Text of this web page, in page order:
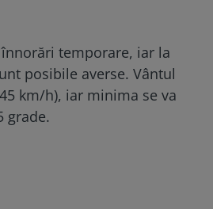
temporare, iar la
posibile averse. Vântul
km/h), iar minima se va
grade.